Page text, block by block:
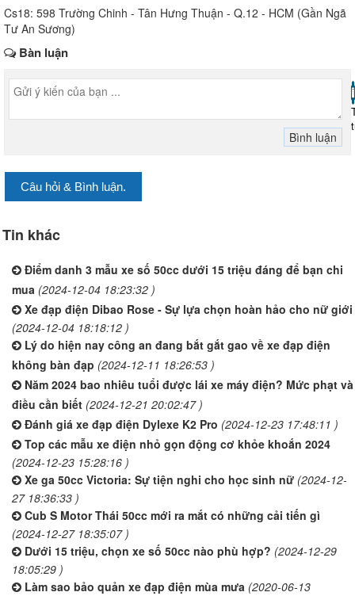
Cs18: 598 Trường Chinh - Tân Hưng Thuận - Q.12 - HCM (Gần Ngã
Tư An Sương)
Bàn luận
Câu hỏi & Bình luận.
Tin khác
Điểm danh 3 mẫu xe số 50cc dưới 15 triệu đáng để bạn chi
mua (2024-12-04 18:23:32 )
Xe đạp điện Dibao Rose - Sự lựa chọn hoàn hảo cho nữ giới
(2024-12-04 18:18:12 )
Lý do hiện nay công an đang bắt gắt gao về xe đạp điện
không bàn đạp (2024-12-11 18:26:53 )
Năm 2024 bao nhiêu tuổi được lái xe máy điện? Mức phạt và
điều cần biết (2024-12-21 20:02:47 )
Đánh giá xe đạp điện Dylexe K2 Pro (2024-12-23 17:48:11 )
Top các mẫu xe điện nhỏ gọn động cơ khỏe khoắn 2024
(2024-12-23 15:28:16 )
Xe ga 50cc Victoria: Sự tiện nghi cho học sinh nữ (2024-12-
27 18:36:33 )
Cub S Motor Thái 50cc mới ra mắt có những cải tiến gì
(2024-12-27 18:35:07 )
Dưới 15 triệu, chọn xe số 50cc nào phù hợp? (2024-12-29
18:05:29 )
Làm sao bảo quản xe đạp điện mùa mưa (2020-06-13